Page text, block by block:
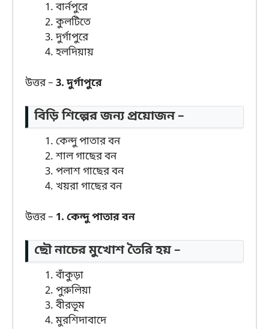
বার্নপুরে
কুলটিতে
দুর্গাপুরে
হলদিয়ায়
উত্তর – 3. দুর্গাপুরে
বিড়ি শিল্পের জন্য প্রয়োজন –
কেন্দু পাতার বন
শাল গাছের বন
পলাশ গাছের বন
খয়রা গাছের বন
উত্তর – 1. কেন্দু পাতার বন
ছৌ নাচের মুখোশ তৈরি হয় –
বাঁকুড়া
পুরুলিয়া
বীরভূম
মুরশিদাবাদে